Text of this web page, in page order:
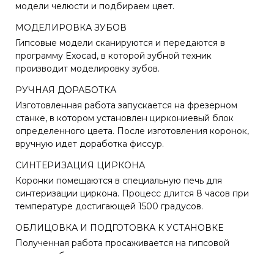
модели челюсти и подбираем цвет.
МОДЕЛИРОВКА ЗУБОВ
Гипсовые модели сканируются и передаются в
программу Exocad, в которой зубной техник
производит моделировку зубов.
РУЧНАЯ ДОРАБОТКА
Изготовленная работа запускается на фрезерном
станке, в котором установлен циркониевый блок
определенного цвета. После изготовления коронок,
вручную идет доработка фиссур.
СИНТЕРИЗАЦИЯ ЦИРКОНА
Коронки помещаются в специальную печь для
синтеризации циркона. Процесс длится 8 часов при
температуре достигающей 1500 градусов.
ОБЛИЦОВКА И ПОДГОТОВКА К УСТАНОВКЕ
Полученная работа просаживается на гипсовой